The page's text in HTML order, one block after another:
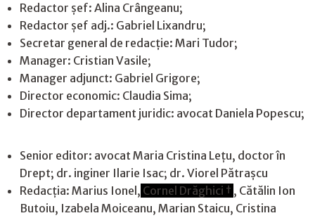
Redactor șef: Alina Crângeanu;
Redactor șef adj.: Gabriel Lixandru;
Secretar general de redacție: Mari Tudor;
Manager: Cristian Vasile;
Manager adjunct: Gabriel Grigore;
Director economic: Claudia Sima;
Director departament juridic: avocat Daniela Popescu;
Senior editor: avocat Maria Cristina Leţu, doctor în
Drept; dr. inginer Ilarie Isac; dr. Viorel Pătrașcu
Redacţia: Marius Ionel, Cornel Drăghici † , Cătălin Ion
Butoiu, Izabela Moiceanu, Marian Staicu, Cristina